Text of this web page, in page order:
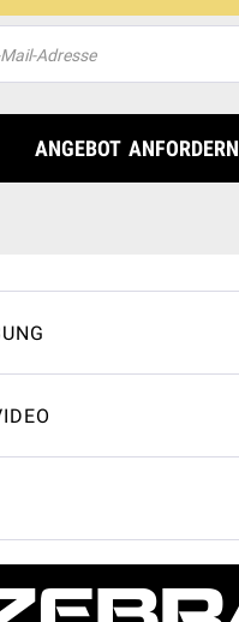
ANGEBOT ANFORDERN